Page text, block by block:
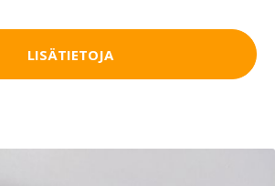
LISÄTIETOJA